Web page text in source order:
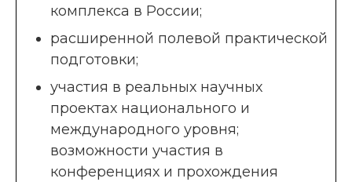
комплекса в России;
расширенной полевой практической
подготовки;
участия в реальных научных
проектах национального и
международного уровня;
возможности участия в
конференциях и прохождения